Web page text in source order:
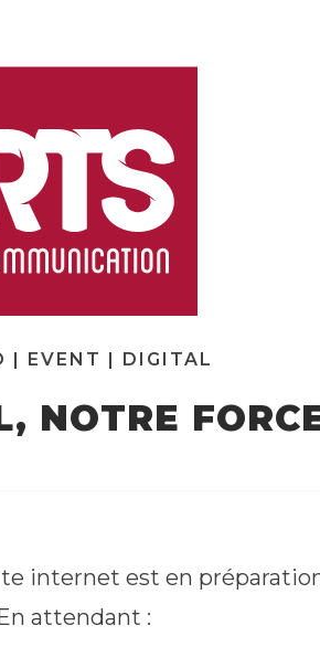
| EVENT | DIGITAL
NOTRE
internet est en
attendant :